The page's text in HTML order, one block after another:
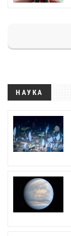
НАУКА